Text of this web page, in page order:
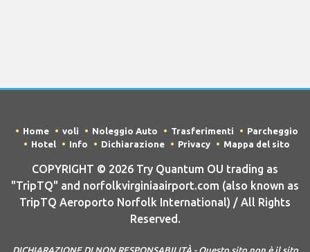
Home voli Noleggio Auto Trasferimenti
Parcheggio
Hotel
Info Dichiarazione Privacy Mappa del sito
COPYRIGHT © 2026 Try Quantum OU trading as
"TripTQ" and norfolkvirginiaairport.com (also known as
TripTQ Aeroporto Norfolk International) / All Rights
Reserved.